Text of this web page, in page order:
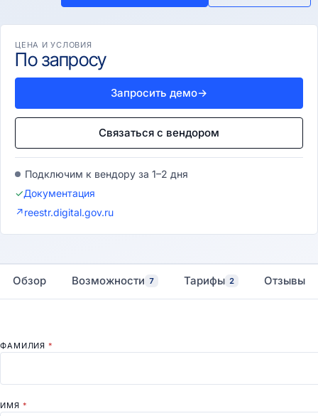
ЦЕНА И УСЛОВИЯ
По запросу
Запросить демо→
Связаться с вендором
Подключим к вендору за 1–2 дня
✓Документация
↗reestr.digital.gov.ru
Обзор Возможности 7 Тарифы 2 Отзывы
ФАМИЛИЯ*
ИМЯ *